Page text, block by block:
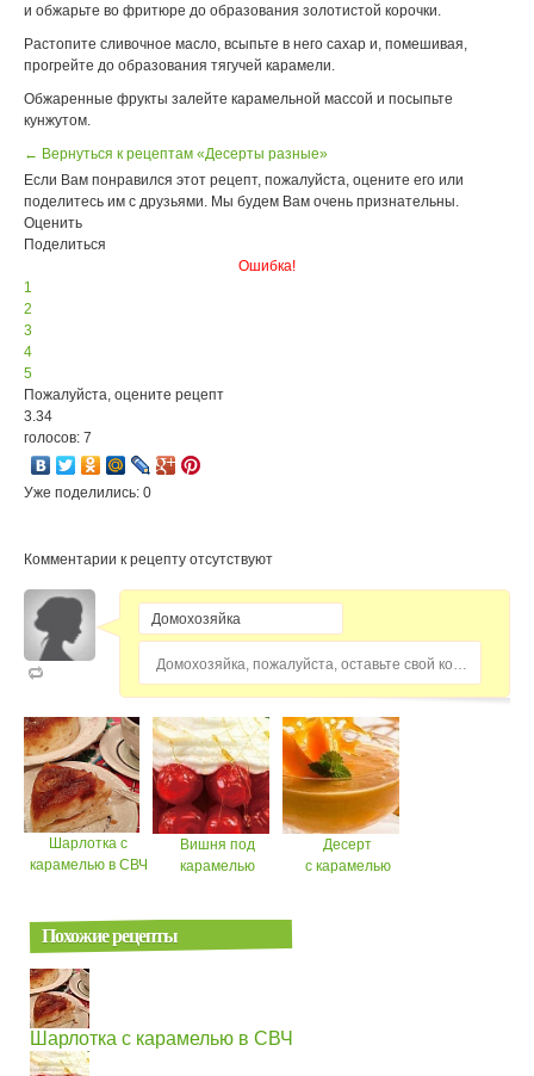
и обжарьте во фритюре до образования золотистой корочки.
Растопите сливочное масло, всыпьте в него сахар и, помешивая,
прогрейте до образования тягучей карамели.
Обжаренные фрукты залейте карамельной массой и посыпьте
кунжутом.
← Вернуться к рецептам «Десерты разные»
Если Вам понравился этот рецепт, пожалуйста, оцените его или
поделитесь им с друзьями. Мы будем Вам очень признательны.
Оценить
Поделиться
Ошибка!
1
2
3
4
5
Пожалуйста, оцените рецепт
3.34
голосов: 7
Уже поделились: 0
Комментарии к рецепту отсутствуют
Домохозяйка, пожалуйста, оставьте свой комментарий...
Шарлотка с
карамелью в СВЧ
Вишня под
карамелью
Десерт
с карамелью
Похожие рецепты
Шарлотка с карамелью в СВЧ